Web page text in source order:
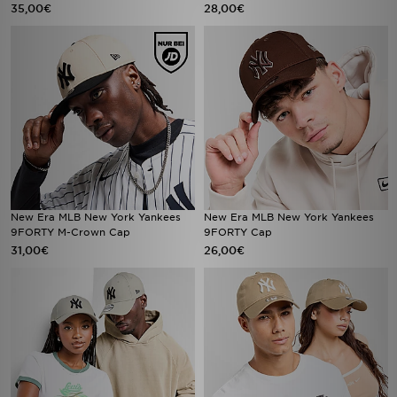
35,00€ 28,00€
New Era MLB New York Yankees
9FORTY M-Crown Cap
31,00€
New Era MLB New York Yankees
9FORTY Cap
26,00€